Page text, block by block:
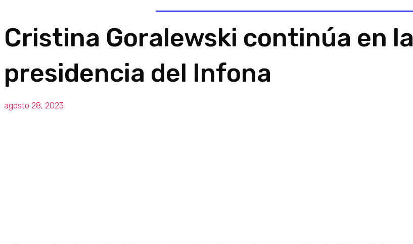
Cristina Goralewski continúa en la
presidencia del Infona
agosto 28, 2023